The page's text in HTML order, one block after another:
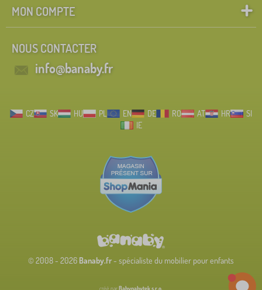
MON COMPTE
NOUS CONTACTER
info@banaby.fr
CZ SK HU PL EN DE RO AT HR
SI
IE
© 2008 - 2026 Banaby.fr- spécialiste du mobilier pour enfants
créé parBabynabytek s.r.o.